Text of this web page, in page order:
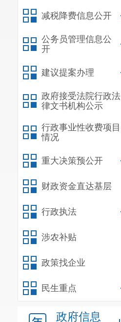
减税降费信息公开
公务员管理信息公
开
建议提案办理
政府接受法院行政法
律文书机构公示
行政事业性收费项目
情况
重大决策预公开
财政资金直达基层
行政执法
涉农补贴
政策找企业
民生重点
政府信息